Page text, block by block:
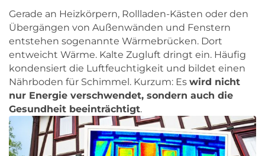
Gerade an Heizkörpern, Rollladen-Kästen oder den
Übergängen von Außenwänden und Fenstern
entstehen sogenannte Wärmebrücken. Dort
entweicht Wärme. Kalte Zugluft dringt ein. Häufig
kondensiert die Luftfeuchtigkeit und bildet einen
Nährboden für Schimmel. Kurzum: Es wird nicht
nur Energie verschwendet, sondern auch die
Gesundheit beeinträchtigt.